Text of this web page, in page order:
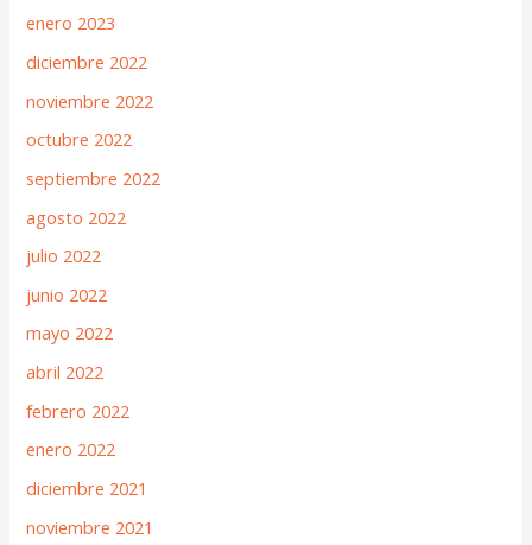
enero 2023
diciembre 2022
noviembre 2022
octubre 2022
septiembre 2022
agosto 2022
julio 2022
junio 2022
mayo 2022
abril 2022
febrero 2022
enero 2022
diciembre 2021
noviembre 2021